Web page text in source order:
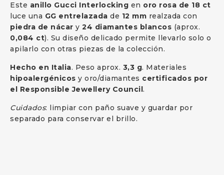
Este anillo Gucci Interlocking en oro rosa de 18 ct
luce una GG entrelazada de 12 mm realzada con
piedra de nácar y 24 diamantes blancos (aprox.
0,084 ct). Su diseño delicado permite llevarlo solo o
apilarlo con otras piezas de la colección.
Hecho en Italia. Peso aprox. 3,3 g. Materiales
hipoalergénicos y oro/diamantes certificados por
el Responsible Jewellery Council.
Cuidados: limpiar con paño suave y guardar por
separado para conservar el brillo.